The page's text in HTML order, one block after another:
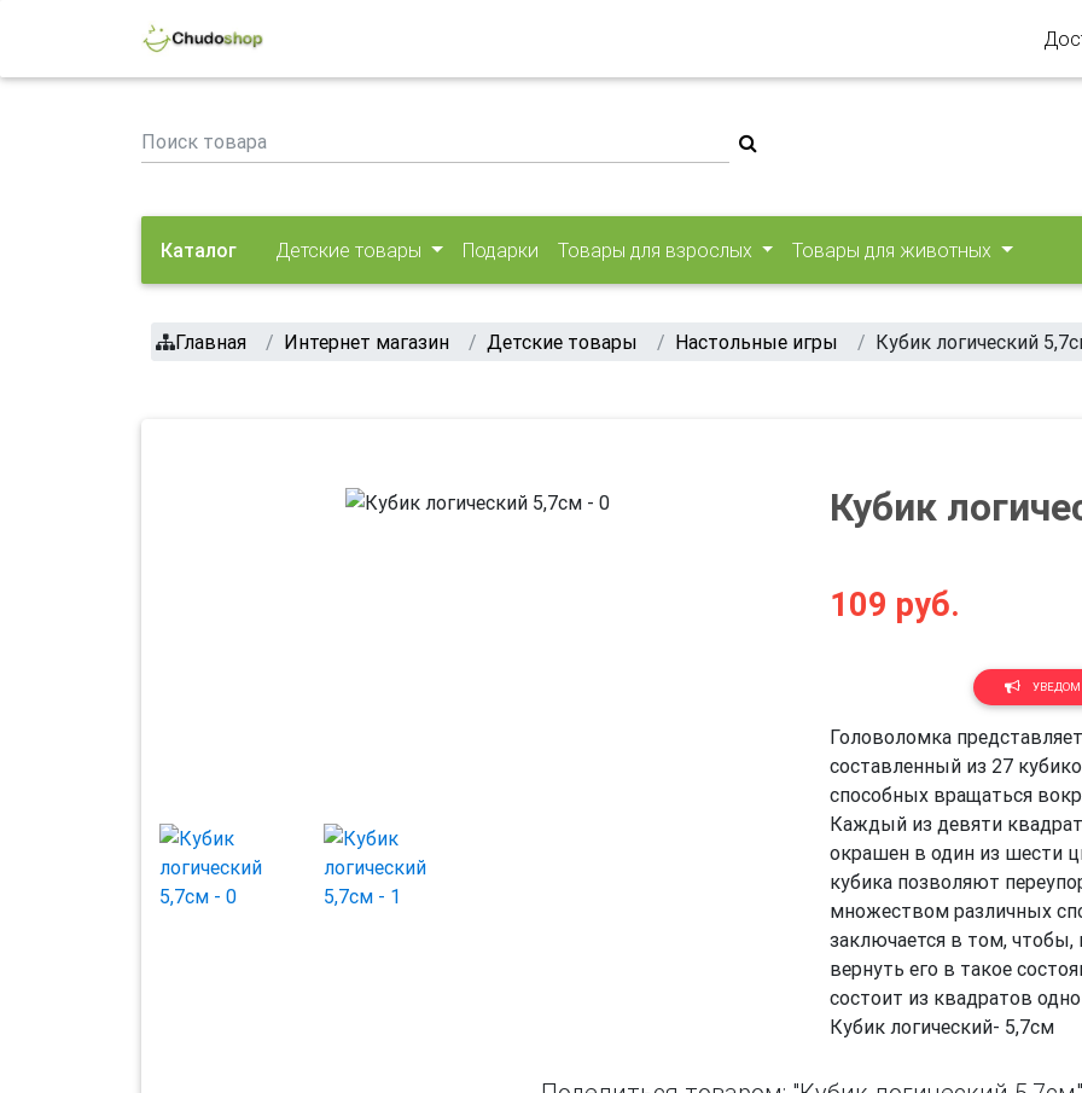
Каталог Детские товары Подарки Товары для взрослых Товары для животных
Главная Интернет магазин Детские товары Настольные игры Кубик логический
Кубик
109 руб.
Головоломка
составленный из 27
способных вращаться
Каждый из девяти
окрашен в один из шести
кубика позволяют
множеством различных
заключается в том, чтобы,
вернуть его в такое
состоит из квадратов
Кубик логический- 5,7см